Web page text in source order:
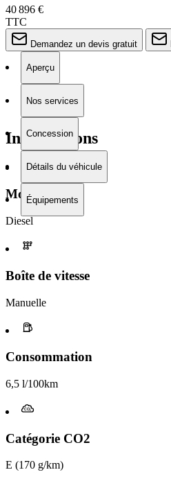
40 896 €
TTC
Demandez un devis gratuit
Aperçu
Nos services
Concession
Détails du véhicule
Équipements
Informations
Moteur
Diesel
Boîte de vitesse​
Manuelle
Consommation
6,5 l/100km
Catégorie CO2
E (170 g/km)